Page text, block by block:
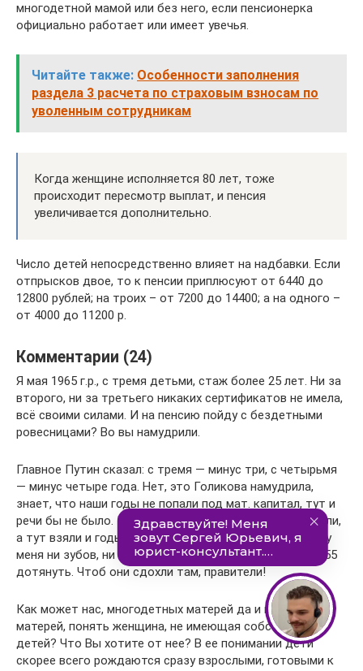
многодетной мамой или без него, если пенсионерка
официально работает или имеет увечья.
Читайте также: Особенности заполнения
раздела 3 расчета по страховым взносам по
уволенным сотрудникам
Когда женщине исполняется 80 лет, тоже
происходит пересмотр выплат, и пенсия
увеличивается дополнительно.
Число детей непосредственно влияет на надбавки. Если
отпрысков двое, то к пенсии приплюсуют от 6440 до
12800 рублей; на троих – от 7200 до 14400; а на одного –
от 4000 до 11200 р.
Комментарии (24)
Я мая 1965 г.р., с тремя детьми, стаж более 25 лет. Ни за
второго, ни за третьего никаких сертификатов не имела,
всё своими силами. И на пенсию пойду с бездетными
ровесницами? Во вы намудрили.
Главное Путин сказал: с тремя — минус три, с четырьмя
— минус четыре года. Нет, это Голикова намудрила,
знает, что наши годы не попали под мат. капитал, тут и
речи бы не было. И учили, и растили, все жилы вытянули,
а тут взяли и годы добавили — помолодели бабы. Да у
меня ни зубов, ни нервов, всё болит. Не знала, как до 55
дотянуть. Чтоб они сдохли там, правители!
Как может нас, многодетных матерей да и просто
матерей, понять женщина, не имеющая собственных
детей? Что Вы хотите от нее? В ее понимании дети
скорее всего рождаются сразу взрослыми, готовыми к